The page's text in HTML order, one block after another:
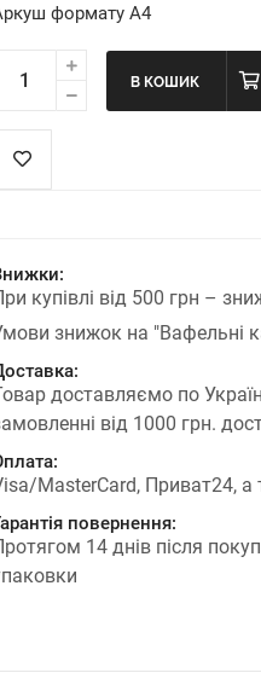
формату А4
В КОШИК
купівлі від 500 грн –
знижок на "Вафельні
доставляємо по
від 1000 грн.
MasterCard, Приват24, а
повернення:
14 днів після